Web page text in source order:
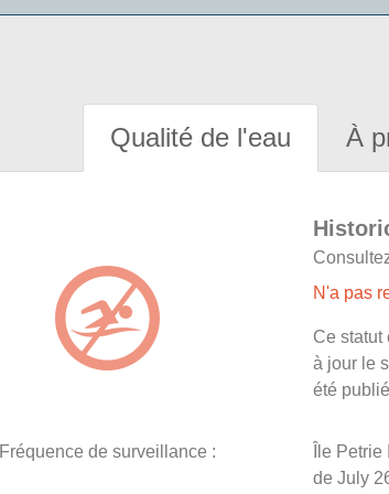
Qualité de l'eau À
N'a pas
Ce statut
à jour le
été
Fréquence de surveillance :
Île
de July